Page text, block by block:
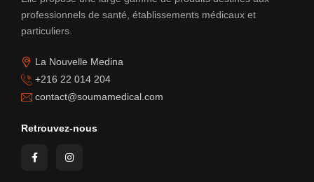
professionnels de santé, établissements médicaux et
particuliers.
La Nouvelle Medina
+216 22 014 204
contact@soumamedical.com
Retrouvez-nous